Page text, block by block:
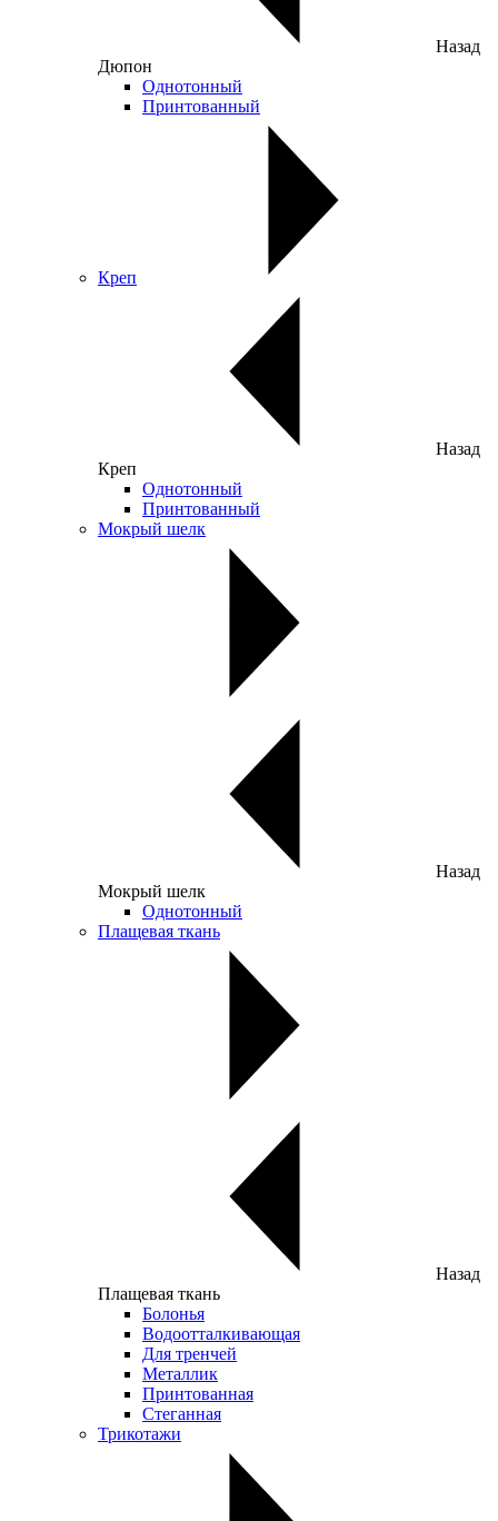
Назад
Дюпон
Однотонный
Принтованный
Креп
Назад
Креп
Однотонный
Принтованный
Мокрый шелк
Назад
Мокрый шелк
Однотонный
Плащевая ткань
Назад
Плащевая ткань
Болонья
Водоотталкивающая
Для тренчей
Металлик
Принтованная
Стеганная
Трикотажи